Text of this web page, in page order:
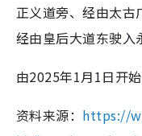
正义道旁、经由太古
经由皇后大道东驶入
由2025年1月1日开
资料来源： https://